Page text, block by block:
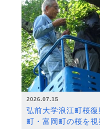
2026.07.15
弘前大学浪江町桜
町・富岡町の桜を視